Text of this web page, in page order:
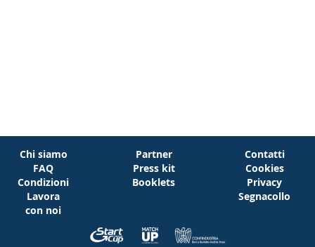
Chi siamo
FAQ
Condizioni
Lavora
con noi
Partner
Press kit
Booklets
Contatti
Cookies
Privacy
Segnacollo